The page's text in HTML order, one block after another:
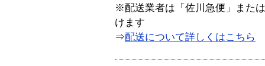
※配送業者は「佐川急便」また
けます
⇒配送について詳しくはこちら